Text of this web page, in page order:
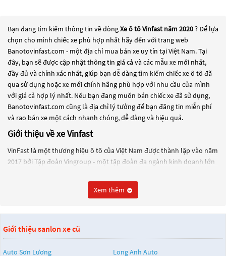
Bạn đang tìm kiếm thông tin về dòngXe ô tô Vinfast năm 2020? Để lựa
chọn cho mình chiếc xe phù hợp nhất hãy đến với trang web
Banotovinfast.com - một địa chỉ mua bán xe uy tín tại Việt Nam. Tại
đây, bạn sẽ được cập nhật thông tin giá cả và các mẫu xe mới nhất,
đầy đủ và chính xác nhất, giúp bạn dễ dàng tìm kiếm chiếc xe ô tô đã
qua sử dụng hoặc xe mới chính hãng phù hợp với nhu cầu của mình
với giá cả hợp lý nhất. Nếu bạn đang muốn bán chiếc xe đã sử dụng,
Banotovinfast.com cũng là địa chỉ lý tưởng để bạn đăng tin miễn phí
và rao bán xe một cách nhanh chóng, dễ dàng và hiệu quả.
Giới thiệu về xe Vinfast
VinFast là một thương hiệu ô tô của Việt Nam được thành lập vào năm
2017 bởi Tập đoàn Vingroup - một tập đoàn đa ngành kinh doanh lớn
thương hiệu ô tô hàng đầu tại Đông Nam Á và đang tiến hành xây
dựng nhà máy sản xuất ô tô tại khu kinh tế Đình Vũ - Cát Hải, Hải
năm 2018 tại Triển lãm Paris Motor Show và một số mẫu xe khác như
Xem thêm
Giới thiệu sanlon xe cũ
Auto Sơn Lương Long Anh Auto